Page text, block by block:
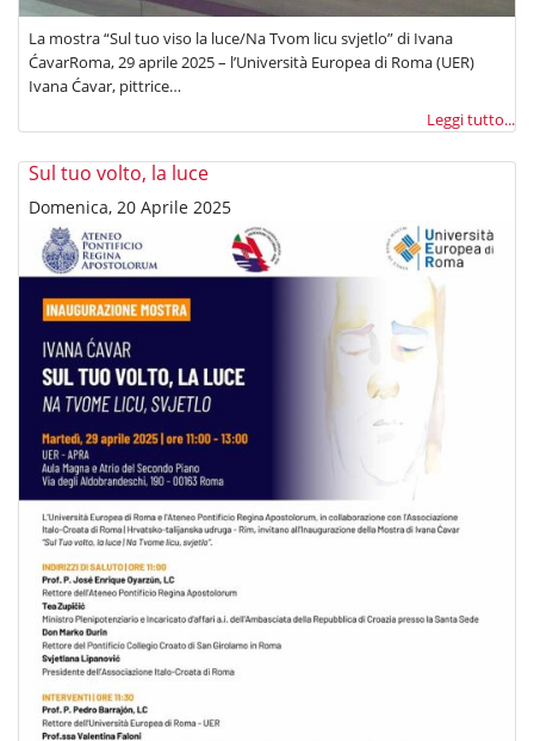
La mostra “Sul tuo viso la luce/Na Tvom licu svjetlo” di Ivana
ĆavarRoma, 29 aprile 2025 – l’Università Europea di Roma (UER)
Ivana Ćavar, pittrice…
Leggi tutto...
Sul tuo volto, la luce
Domenica, 20 Aprile 2025